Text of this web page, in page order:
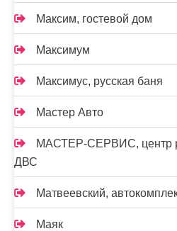
Максим, гостевой дом
Максимум
Максимус, русская баня
Мастер Авто
МАСТЕР-СЕРВИС, центр
ДВС
Матвеевский,
Маяк